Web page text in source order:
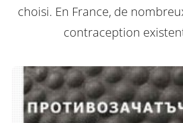
choisi. En France, de
contraception